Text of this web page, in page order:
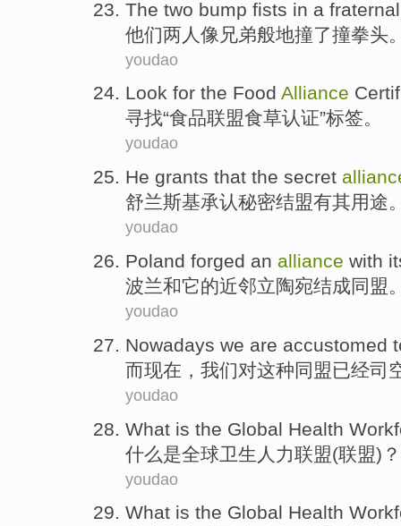
The two bump fists in a fraternal
他们两 人 像 兄弟般地撞了撞拳头
youdao
Look for the Food Alliance
寻找“食品联盟食草认证”标签。
youdao
He grants that the secret
舒兰斯基承认秘密结盟有其用途
youdao
Poland forged an alliance with
波兰和它的近邻立陶宛结成同盟
youdao
Nowadays we are accustomed
而现在 ， 我们对这种同盟已经司
youdao
What is the Global Health
什么是全球卫生 人力联盟(联盟)？
youdao
What is the Global Health